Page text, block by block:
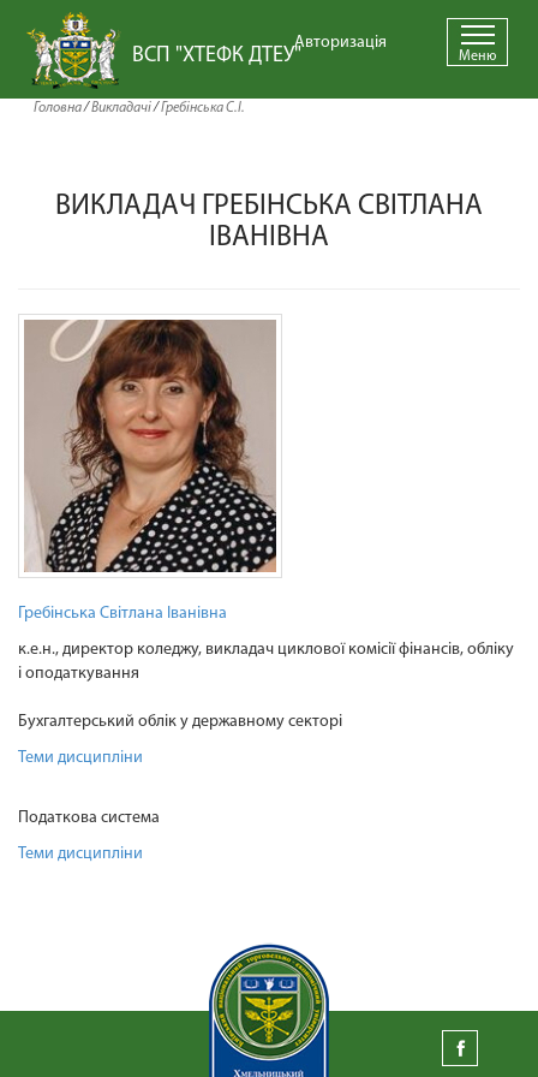
ВСП "ХТЕФК ДТЕУ" Меню
Авторизація
Головна/Викладачі/Гребінська С.І.
ВИКЛАДАЧ ГРЕБІНСЬКА СВІТЛАНА
ІВАНІВНА
Гребінська Світлана Іванівна
к.е.н., директор коледжу, викладач циклової комісії фінансів, обліку
і оподаткування
Бухгалтерський облік у державному секторі
Теми дисципліни
Податкова система
Теми дисципліни